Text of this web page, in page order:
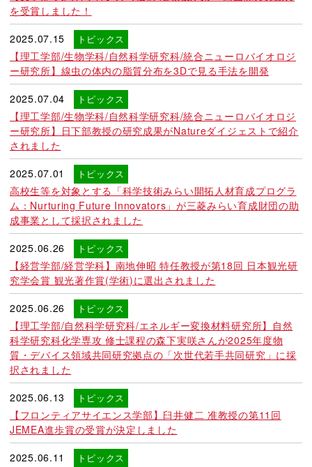
を受賞しました！
2025.07.15
トピックス
【理工学部/生物学科/自然科学研究科/統合ニューロバイオロジ
ー研究所】線虫の体内の脂質分布を3Dで見る手法を開発
2025.07.04
トピックス
【理工学部/生物学科/自然科学研究科/統合ニューロバイオロジ
ー研究所】日下部教授の研究成果がNatureダイジェストで紹介
されました
2025.07.01
トピックス
高校生等を対象とする「科学技術みらい開拓人材育成プログラ
ム：Nurturing Future Innovators」が三菱みらい育成財団の助
成事業として採択されました
2025.06.26
トピックス
【経営学部/経営学科】南地伸昭 特任教授が第18回 日本観光研
究学会賞 観光著作賞(学術)に選出されました
2025.06.26
トピックス
【理工学部/自然科学研究科/エネルギー変換材料研究所】自然
科学研究科化学専攻 修士課程の森下実咲さんが2025年度物
質・デバイス領域共同研究拠点の「次世代若手共同研究」に採
択されました
2025.06.13
トピックス
【フロンティアサイエンス学部】臼井健二 准教授の第11回
JEMEA進歩賞の受賞が決定しました
2025.06.11
トピックス